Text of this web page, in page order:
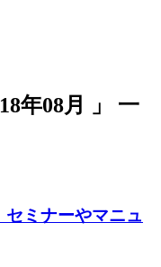
年08月 」 一
ミナーやマニュ